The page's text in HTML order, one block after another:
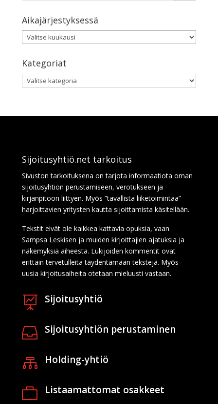
Aikajärjestyksessä
Aikajärjestyksessä
Kategoriat
Kategoriat
Sijoitusyhtiö.net tarkoitus
Sivuston tarkoituksena on tarjota informaatiota oman
sijoitusyhtiön perustamiseen, verotukseen ja
kirjanpitoon liittyen. Myös ”tavallista liiketoimintaa”
harjoittavien yritysten kautta sijoittamista käsitellään.
Tekstit eivät ole kaikkea kattavia opuksia, vaan
Sampsa Leskisen ja muiden kirjoittajien ajatuksia ja
näkemyksiä aiheesta. Lukijoiden kommentit ovat
erittäin tervetulleita täydentämään tekstejä. Myös
uusia kirjoitusaiheita otetaan mieluusti vastaan.
 Sijoitusyhtiö
 Sijoitusyhtiön perustaminen
 Holding-yhtiö
 Listaamattomat osakkeet